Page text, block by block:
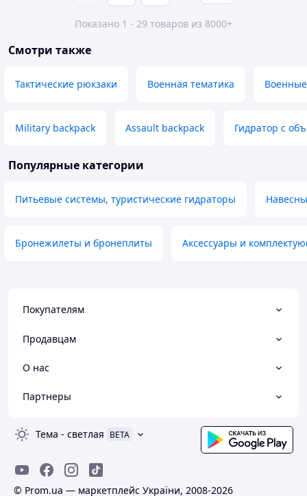
Показано 1 - 29 товаров из 8000+
Смотри также
Тактические рюкзаки Военная тематика
Military backpack Assault backpack Гидратор с
Популярные категории
Питьевые системы, туристические гидраторы
Бронежилеты и бронеплиты Аксессуары и
Покупателям
Продавцам
О нас
Партнеры
Тема - светлая BETA
© Prom.ua — маркетплейс України, 2008-2026